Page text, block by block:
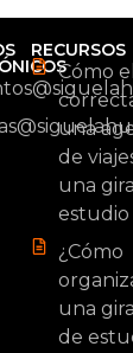
RECURSOS
Cómo
una
de
una
estudio
¿Cómo
una
de